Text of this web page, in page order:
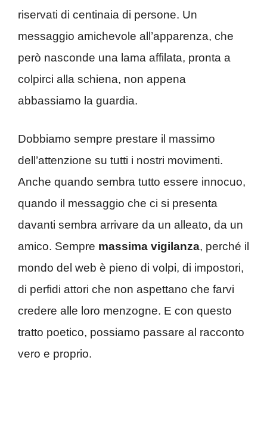
riservati di centinaia di persone. Un
messaggio amichevole all’apparenza, che
però nasconde una lama affilata, pronta a
colpirci alla schiena, non appena
abbassiamo la guardia.
Dobbiamo sempre prestare il massimo
dell’attenzione su tutti i nostri movimenti.
Anche quando sembra tutto essere innocuo,
quando il messaggio che ci si presenta
davanti sembra arrivare da un alleato, da un
amico. Sempre massima vigilanza, perché il
mondo del web è pieno di volpi, di impostori,
di perfidi attori che non aspettano che farvi
credere alle loro menzogne. E con questo
tratto poetico, possiamo passare al racconto
vero e proprio.